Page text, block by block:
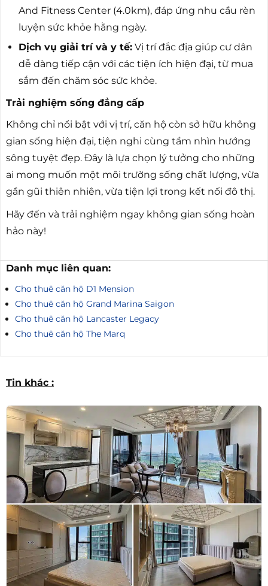
And Fitness Center (4.0km), đáp ứng nhu cầu rèn
luyện sức khỏe hằng ngày.
Dịch vụ giải trí và y tế:Vị trí đắc địa giúp cư dân
dễ dàng tiếp cận với các tiện ích hiện đại, từ mua
sắm đến chăm sóc sức khỏe.
Trải nghiệm sống đẳng cấp
Không chỉ nổi bật với vị trí, căn hộ còn sở hữu không
gian sống hiện đại, tiện nghi cùng tầm nhìn hướng
sông tuyệt đẹp. Đây là lựa chọn lý tưởng cho những
ai mong muốn một môi trường sống chất lượng, vừa
gần gũi thiên nhiên, vừa tiện lợi trong kết nối đô thị.
Hãy đến và trải nghiệm ngay không gian sống hoàn
hảo này!
Danh mục liên quan:
Cho thuê căn hộ D1 Mension
Cho thuê căn hộ Grand Marina Saigon
Cho thuê căn hộ Lancaster Legacy
Cho thuê căn hộ The Marq
Tin khác :